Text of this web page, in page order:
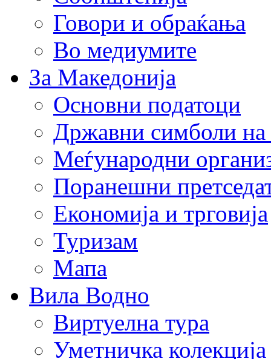
Говори и обраќања
Во медиумите
За Македонија
Основни податоци
Државни симболи
Меѓународни
Поранешни
Економија и трговија
Туризам
Мапа
Вила Водно
Виртуелна тура
Уметничка колекција